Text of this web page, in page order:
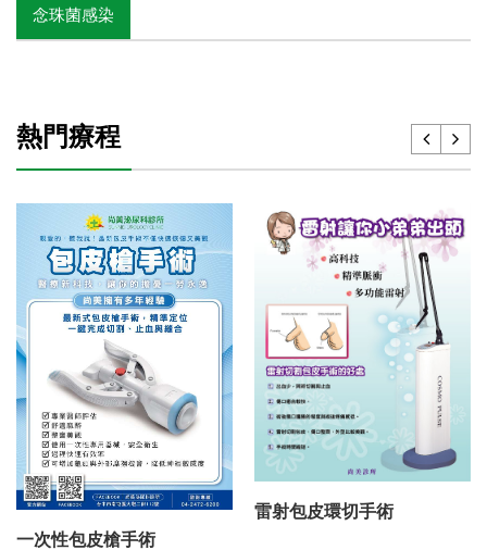
念珠菌感染
熱門療程
一次性包皮槍手術
雷射包皮環切手術